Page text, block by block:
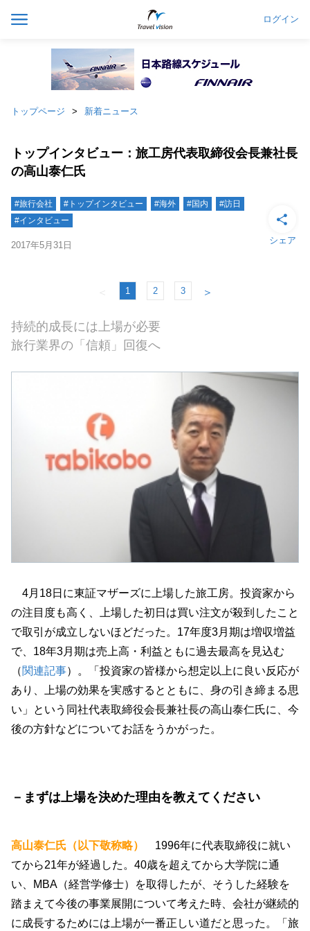
ログイン
トップページ 新着ニュース
トップインタビュー：旅工房代表取締役会長兼社長
の高山泰仁氏
#旅行会社 #トップインタビュー #海外 #国内
#訪日
#インタビュー
2017年5月31日 シェア
＜ 1 2 3 ＞
持続的成長には上場が必要
旅行業界の「信頼」回復へ
4月18日に東証マザーズに上場した旅工房。投資家から
の注目度も高く、上場した初日は買い注文が殺到したこと
で取引が成立しないほどだった。17年度3月期は増収増益
で、18年3月期は売上高・利益ともに過去最高を見込む
（関連記事）。「投資家の皆様から想定以上に良い反応が
あり、上場の効果を実感するとともに、身の引き締まる思
い」という同社代表取締役会長兼社長の高山泰仁氏に、今
後の方針などについてお話をうかがった。
－まずは上場を決めた理由を教えてください
高山泰仁氏（以下敬称略）
1996年に代表取締役に就い
てから21年が経過した。40歳を超えてから大学院に通
い、MBA（経営学修士）を取得したが、そうした経験を
踏まえて今後の事業展開について考えた時、会社が継続的
に成長するためには上場が一番正しい道だと思った。「旅